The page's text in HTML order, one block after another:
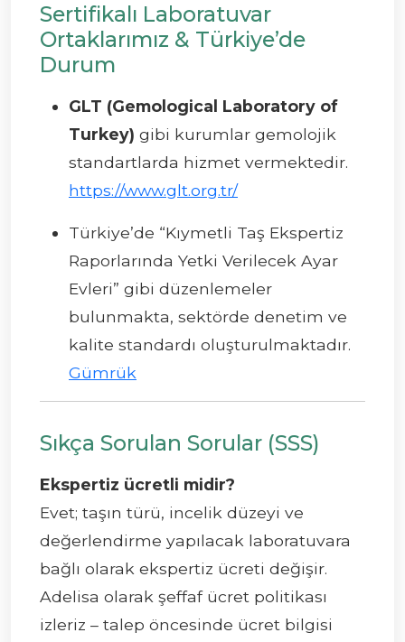
Sertifikalı Laboratuvar
Ortaklarımız & Türkiye’de
Durum
GLT (Gemological Laboratory of
Turkey) gibi kurumlar gemolojik
standartlarda hizmet vermektedir.
https://www.glt.org.tr/
Türkiye’de “Kıymetli Taş Ekspertiz
Raporlarında Yetki Verilecek Ayar
Evleri” gibi düzenlemeler
bulunmakta, sektörde denetim ve
kalite standardı oluşturulmaktadır.
Gümrük
Sıkça Sorulan Sorular (SSS)
Ekspertiz ücretli midir?
Evet; taşın türü, incelik düzeyi ve
değerlendirme yapılacak laboratuvara
bağlı olarak ekspertiz ücreti değişir.
Adelisa olarak şeffaf ücret politikası
izleriz – talep öncesinde ücret bilgisi